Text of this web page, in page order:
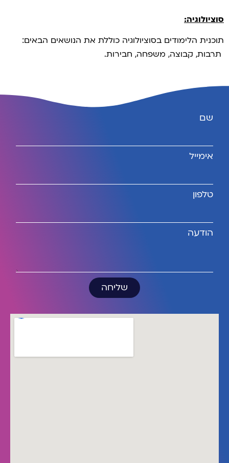
סוציולוגיה:
תוכנית הלימודים בסוציולוגיה כוללת את הנושאים הבאים:
תרבות, קבוצה, משפחה, חבירות.
שם
אימייל
טלפון
הודעה
שליחה